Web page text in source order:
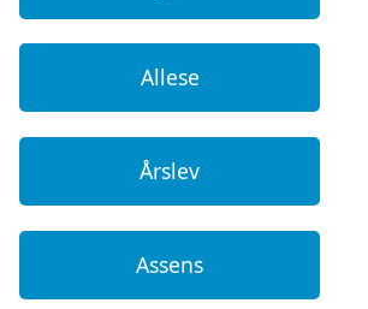
Allese
Årslev
Assens